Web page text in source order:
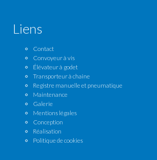
Liens
Contact
Convoyeur à vis
Élévateur à godet
Transporteur à chaine
Registre manuelle et pneumatique
Maintenance
Galerie
Mentions légales
Conception
Réalisation
Politique de cookies